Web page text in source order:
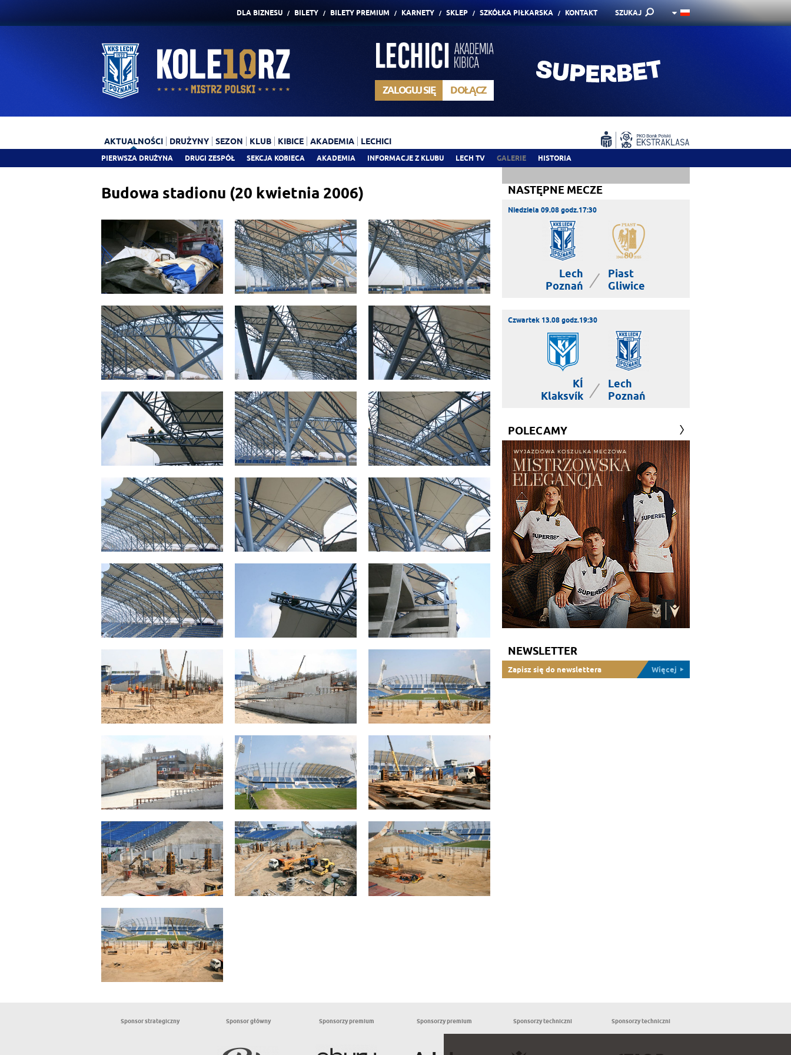
DLA BIZNESU BILETY BILETY PREMIUM KARNETY SKLEP SZKÓŁKA PIŁKARSKA KONTAKT SZUKAJ
ZALOGUJ SIĘ DOŁĄCZ
AKTUALNOŚCI
PIERWSZA DRUŻYNA DRUGI ZESPÓŁ SEKCJA KOBIECA AKADEMIA INFORMACJE Z KLUBU LECH TV GALERIE HISTORIA
DRUŻYNY SEZON KLUB KIBICE AKADEMIA LECHICI
Budowa stadionu (20 kwietnia 2006) NASTĘPNE MECZE
Niedziela 09.08 godz.17:30
Lech
Poznań
|
Piast
Gliwice
Czwartek 13.08 godz.19:30
KÍ
Klaksvík
|
Lech
Poznań
POLECAMY
NEWSLETTER
Zapisz się do newslettera Więcej
Sponsor strategiczny Sponsor główny Sponsorzy premium Sponsorzy premium Sponsorzy techniczni Sponsorzy techniczni